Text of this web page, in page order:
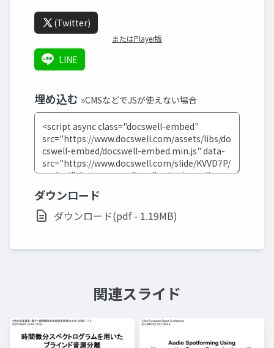
(Twitter)
またはPlayer版
LINE
埋め込む »CMSなどでJSが使えない場合
ダウンロード
ダウンロード(pdf - 1.19MB)
関連スライド